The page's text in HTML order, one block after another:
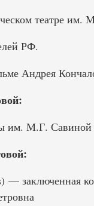
театре им.
РФ.
Андрея
им. М.Г. Савиной
— заключенная